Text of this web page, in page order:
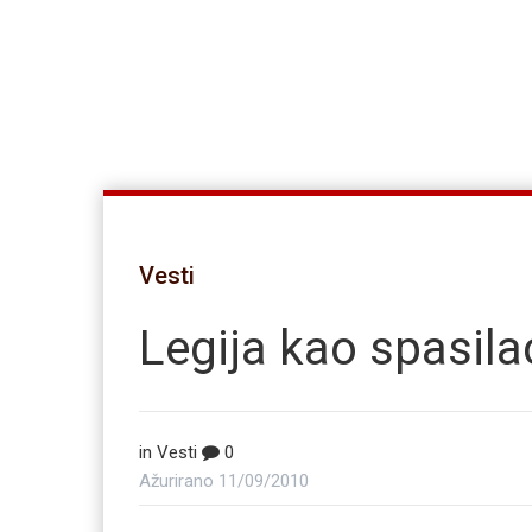
Vesti
Legija kao
in Vesti
0
Ažurirano 11/09/2010